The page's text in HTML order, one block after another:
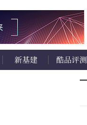
新基建 酷品评测